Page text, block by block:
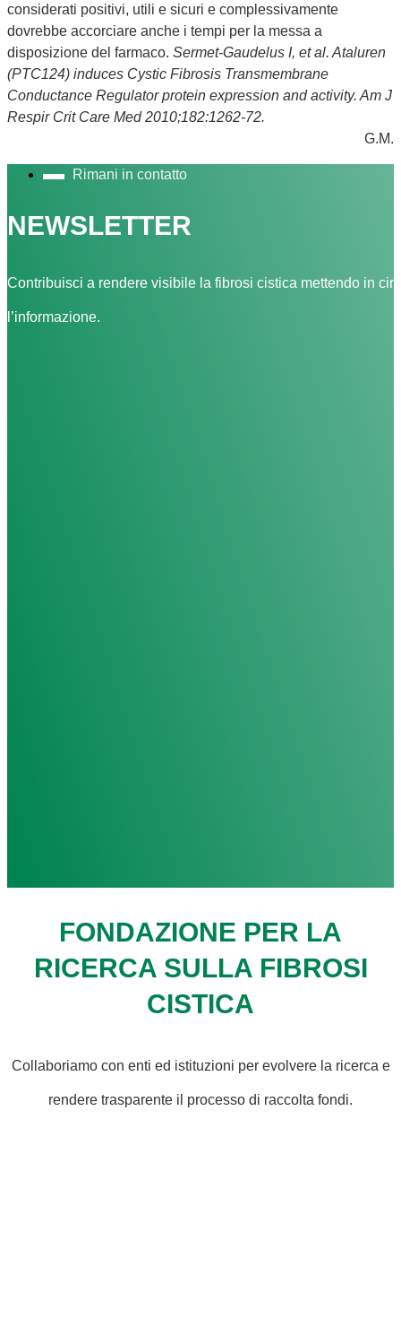
considerati positivi, utili e sicuri e complessivamente
dovrebbe accorciare anche i tempi per la messa a
disposizione del farmaco. Sermet-Gaudelus I, et al. Ataluren
(PTC124) induces Cystic Fibrosis Transmembrane
Conductance Regulator protein expression and activity. Am J
Respir Crit Care Med 2010;182:1262-72.
G.M.
Rimani in contatto
NEWSLETTER
Contribuisci a rendere visibile la fibrosi cistica mettendo in
l’informazione.
FONDAZIONE PER LA
RICERCA SULLA FIBROSI
CISTICA
Collaboriamo con enti ed istituzioni per evolvere la ricerca e
rendere trasparente il processo di raccolta fondi.